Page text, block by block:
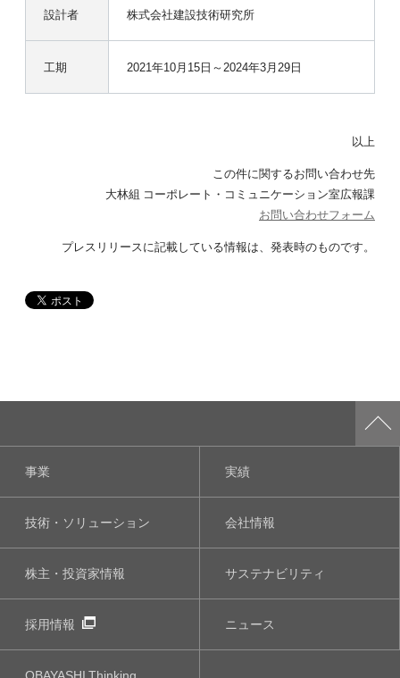
設計者 株式会社建設技術研究所
工期 2021年10月15日～2024年3月29日
以上
この件に関するお問い合わせ先
大林組 コーポレート・コミュニケーション室広報課
お問い合わせフォーム
プレスリリースに記載している情報は、発表時のものです。
事業 実績
技術・ソリューション 会社情報
株主・投資家情報 サステナビリティ
採用情報 ニュース